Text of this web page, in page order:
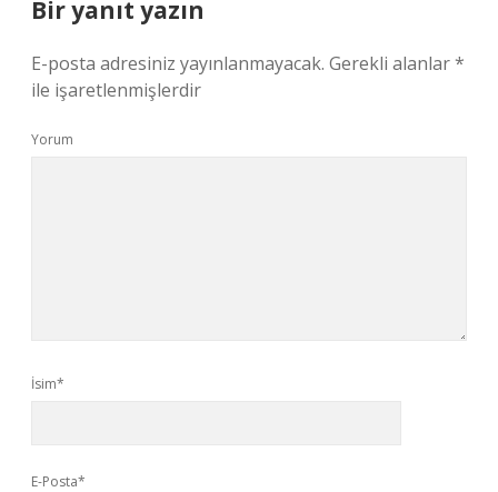
Bir yanıt yazın
E-posta adresiniz yayınlanmayacak. Gerekli alanlar*
ile işaretlenmişlerdir
Yorum
İsim*
E-Posta*